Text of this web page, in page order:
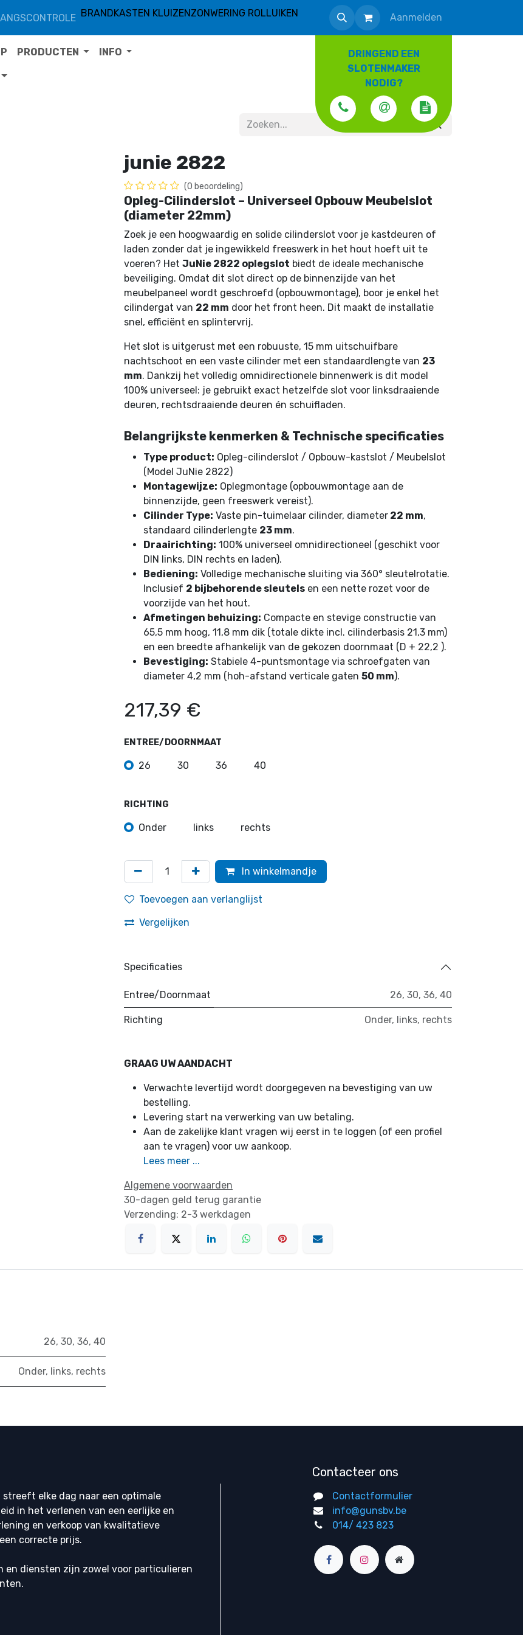
BRANDKASTEN KLUIZENZONWERING ROLLUIKEN Aanmelden
DRINGEND EEN
SLOTENMAKER
NODIG?
PRODUCTEN INFO
junie 2822
(0 beoordeling)
Opleg-Cilinderslot – Universeel Opbouw Meubelslot
(diameter 22mm)
Zoek je een hoogwaardig en solide cilinderslot voor je kastdeuren of
laden zonder dat je ingewikkeld freeswerk in het hout hoeft uit te
voeren? Het JuNie 2822 oplegslot biedt de ideale mechanische
beveiliging. Omdat dit slot direct op de binnenzijde van het
meubelpaneel wordt geschroefd (opbouwmontage), boor je enkel het
cilindergat van 22 mm door het front heen. Dit maakt de installatie
snel, efficiënt en splintervrij.
Het slot is uitgerust met een robuuste, 15 mm uitschuifbare
nachtschoot en een vaste cilinder met een standaardlengte van 23
mm. Dankzij het volledig omnidirectionele binnenwerk is dit model
100% universeel: je gebruikt exact hetzelfde slot voor linksdraaiende
deuren, rechtsdraaiende deuren én schuifladen.
Belangrijkste kenmerken & Technische specificaties
Type product: Opleg-cilinderslot / Opbouw-kastslot / Meubelslot
(Model JuNie 2822)
Montagewijze: Oplegmontage (opbouwmontage aan de
binnenzijde, geen freeswerk vereist).
Cilinder Type: Vaste pin-tuimelaar cilinder, diameter 22 mm,
standaard cilinderlengte 23 mm.
Draairichting: 100% universeel omnidirectioneel (geschikt voor
DIN links, DIN rechts en laden).
Bediening: Volledige mechanische sluiting via 360° sleutelrotatie.
Inclusief 2 bijbehorende sleutels en een nette rozet voor de
voorzijde van het hout.
Afmetingen behuizing: Compacte en stevige constructie van
65,5 mm hoog, 11,8 mm dik (totale dikte incl. cilinderbasis 21,3 mm)
en een breedte afhankelijk van de gekozen doornmaat (D + 22,2 ).
Bevestiging: Stabiele 4-puntsmontage via schroefgaten van
diameter 4,2 mm (hoh-afstand verticale gaten 50 mm).
217,39 €
ENTREE/DOORNMAAT
26 30 36 40
RICHTING
Onder links rechts
In winkelmandje
Toevoegen aan verlanglijst
Vergelijken
Specificaties
Entree/Doornmaat 26, 30, 36, 40
Richting Onder, links, rechts
GRAAG UW AANDACHT
Verwachte levertijd wordt doorgegeven na bevestiging van uw
bestelling.
Levering start na verwerking van uw betaling.
Aan de zakelijke klant vragen wij eerst in te loggen (of een profiel
aan te vragen) voor uw aankoop.
Lees meer ...
Algemene voorwaarden
30-dagen geld terug garantie
Verzending: 2-3 werkdagen
26, 30, 36, 40
Onder, links, rechts
streeft elke dag naar een optimale
in het verlenen van een eerlijke en
en verkoop van kwalitatieve
correcte prijs.
en diensten zijn zowel voor particulieren
Contacteer ons
Contactformulier
info@gunsbv.be
014/ 423 823